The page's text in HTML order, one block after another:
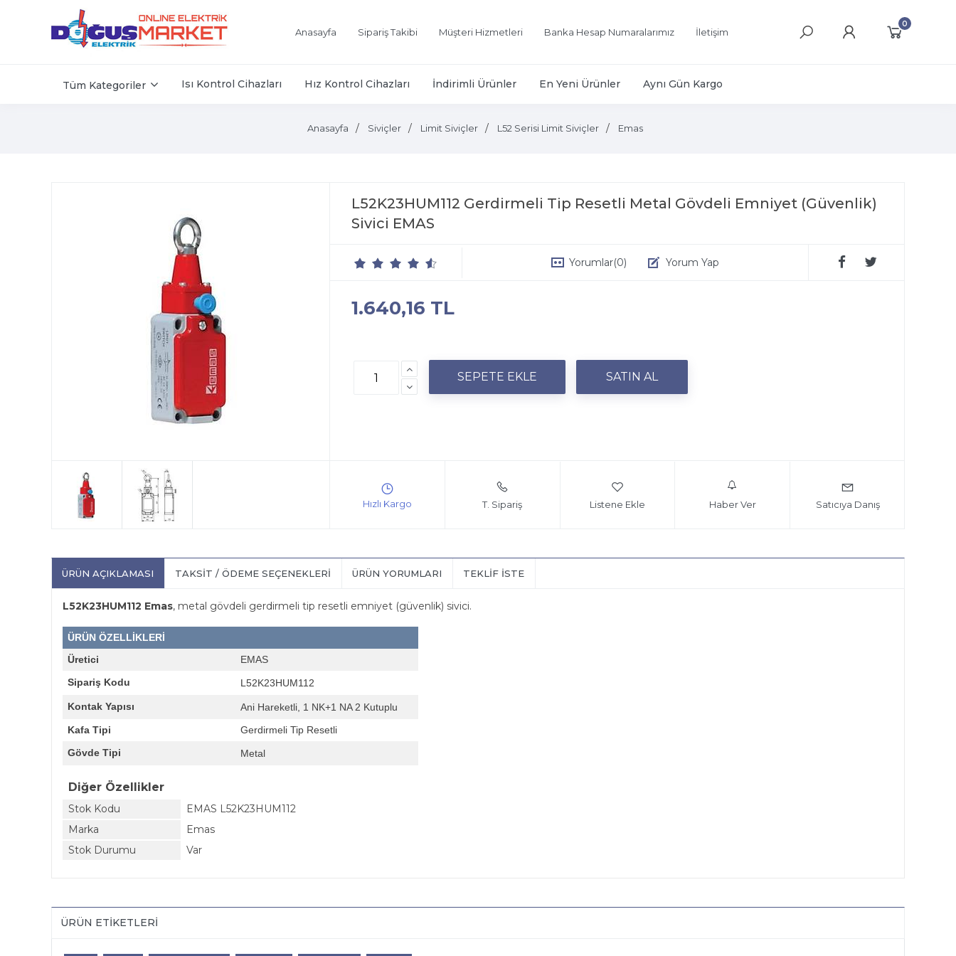
Anasayfa Sipariş Takibi Müşteri Hizmetleri Banka Hesap Numaralarımız İletişim
0
Tüm Kategoriler Isı Kontrol Cihazları Hız Kontrol Cihazları İndirimli Ürünler En Yeni Ürünler Aynı Gün Kargo
Anasayfa Siviçler Limit Siviçler L52 Serisi Limit Siviçler Emas
L52K23HUM112 Gerdirmeli Tip Resetli Metal Gövdeli Emniyet (Güvenlik)
Sivici EMAS
Yorumlar(0) Yorum Yap
1.640,16 TL
T. Sipariş Listene Ekle Haber Ver Satıcıya Danış
ÜRÜN AÇIKLAMASI TAKSIT / ÖDEME SEÇENEKLERI ÜRÜN YORUMLARI TEKLIF İSTE
L52K23HUM112 Emas, metal gövdeli gerdirmeli tip resetli emniyet (güvenlik) sivici.
ÜRÜN ÖZELLİKLERİ
Üretici
EMAS
Sipariş Kodu
L52K23HUM112
Kontak Yapısı Ani Hareketli, 1 NK+1 NA 2 Kutuplu
Kafa Tipi
Gerdirmeli Tip Resetli
Gövde Tipi
Metal
Diğer Özellikler
Stok Kodu
EMAS L52K23HUM112
Marka
Emas
Stok Durumu
Var
ÜRÜN ETIKETLERI